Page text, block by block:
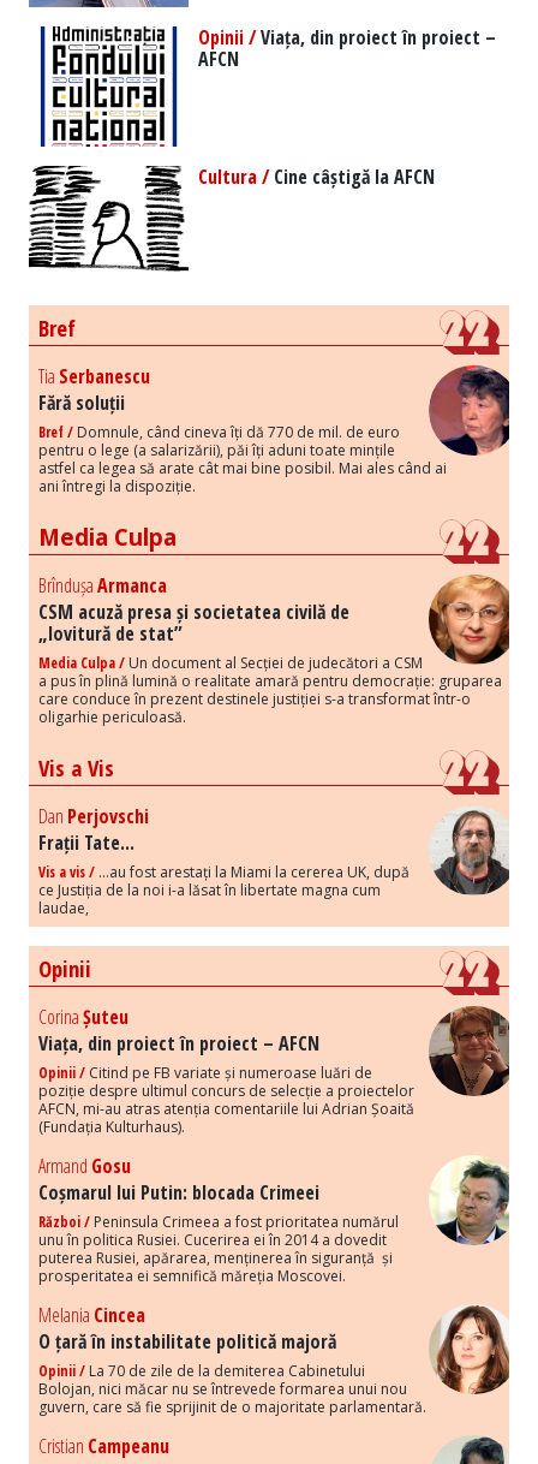
Opinii /Viața, din proiect în proiect –
AFCN
Cultura /Cine câștigă la AFCN
Bref
Tia Serbanescu
Fără soluții
Bref / Domnule, când cineva îți dă 770 de mil. de euro
pentru o lege (a salarizării), păi îți aduni toate mințile
astfel ca legea să arate cât mai bine posibil. Mai ales când ai
ani întregi la dispoziție.
Media Culpa
BrîndușaArmanca
CSM acuză presa și societatea civilă de
„lovitură de stat”
Media Culpa / Un document al Secției de judecători a CSM
a pus în plină lumină o realitate amară pentru democrație: gruparea
care conduce în prezent destinele justiției s-a transformat într-o
oligarhie periculoasă.
Vis a Vis
Dan Perjovschi
Frații Tate...
Vis a vis / ...au fost arestați la Miami la cererea UK, după
ce Justiția de la noi i-a lăsat în libertate magna cum
laudae,
Opinii
CorinaȘuteu
Viața, din proiect în proiect – AFCN
Opinii / Citind pe FB variate și numeroase luări de
poziție despre ultimul concurs de selecție a proiectelor
AFCN, mi-au atras atenția comentariile lui Adrian Șoaită
(Fundația Kulturhaus).
Armand Gosu
Coșmarul lui Putin: blocada Crimeei
Război / Peninsula Crimeea a fost prioritatea numărul
unu în politica Rusiei. Cucerirea ei în 2014 a dovedit
puterea Rusiei, apărarea, menținerea în siguranță și
prosperitatea ei semnifică măreția Moscovei.
Melania Cincea
O țară în instabilitate politică majoră
Opinii / La 70 de zile de la demiterea Cabinetului
Bolojan, nici măcar nu se întrevede formarea unui nou
guvern, care să fie sprijinit de o majoritate parlamentară.
Cristian Campeanu